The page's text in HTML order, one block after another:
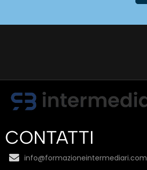
CONTATTI
info@formazioneintermediari.com